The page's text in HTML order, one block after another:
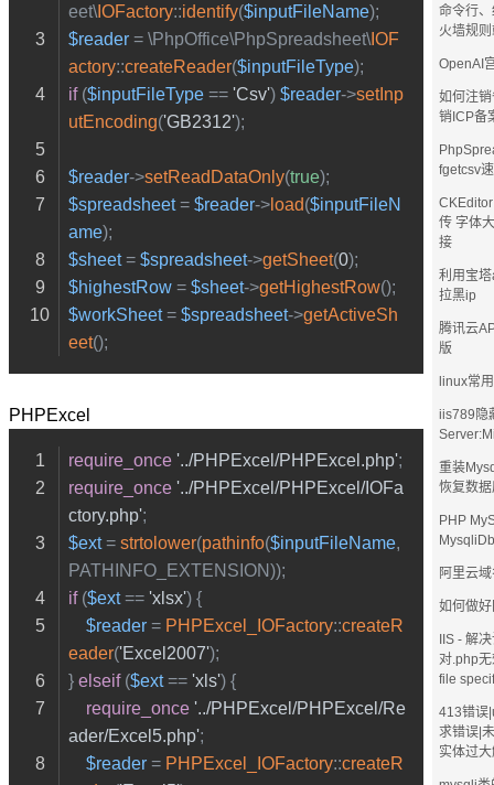
eet\ IOFactory::identify($inputFileName);
$reader = \PhpOffice\PhpSpreadsheet\ IOF
actory::createReader($inputFileType);
if ($inputFileType == 'Csv') $reader->setInp
utEncoding('GB2312');
$reader->setReadDataOnly(true);
$spreadsheet = $reader-> load($inputFileN
ame);
$sheet = $spreadsheet->getSheet(0);
$highestRow = $sheet->getHighestRow();
$workSheet = $spreadsheet->getActiveSh
eet();
PHPExcel
require_once '../PHPExcel/PHPExcel.php';
require_once '../PHPExcel/PHPExcel/IOFa
ctory.php';
$ext = strtolower(pathinfo($inputFileName,
PATHINFO_EXTENSION));
if ($ext == 'xlsx') {
$reader = PHPExcel_IOFactory::createR
eader('Excel2007');
} elseif ($ext == 'xls') {
require_once '../PHPExcel/PHPExcel/Re
ader/Excel5.php';
$reader = PHPExcel_IOFactory::createR
购买了3
命令行
火墙规
OpenAI
如何注
销ICP备
fgetcsv
传 字体
接
利用宝
拉黑ip
腾讯云
版
linux常
iis789隐
重装
恢复数
PHP
MysqliDb
阿里云
如何做
IIS - 解
对.php
file
413错误
求错误|
实体过